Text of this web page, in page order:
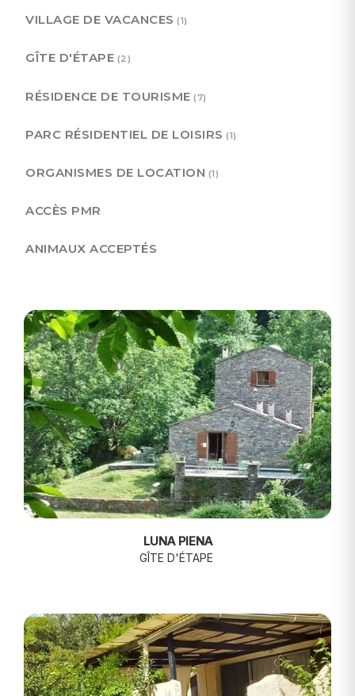
VILLAGE DE VACANCES (1)
GÎTE D'ÉTAPE (2)
RÉSIDENCE DE TOURISME (7)
PARC RÉSIDENTIEL DE LOISIRS (1)
ORGANISMES DE LOCATION (1)
ACCÈS PMR
ANIMAUX ACCEPTÉS
LUNA PIENA
GÎTE D'ÉTAPE